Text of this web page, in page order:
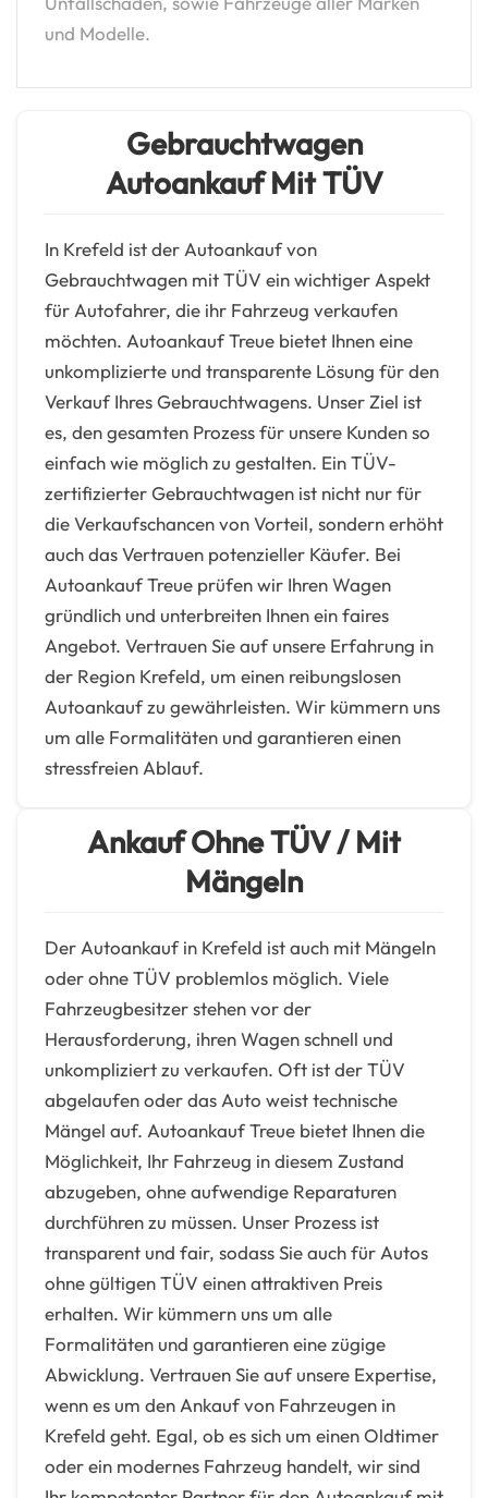
und Modelle.
Gebrauchtwagen
Autoankauf Mit TÜV
In Krefeld ist der Autoankauf von
Gebrauchtwagen mit TÜV ein wichtiger Aspekt
für Autofahrer, die ihr Fahrzeug verkaufen
möchten. Autoankauf Treue bietet Ihnen eine
unkomplizierte und transparente Lösung für den
Verkauf Ihres Gebrauchtwagens. Unser Ziel ist
es, den gesamten Prozess für unsere Kunden so
einfach wie möglich zu gestalten. Ein TÜV-
zertifizierter Gebrauchtwagen ist nicht nur für
die Verkaufschancen von Vorteil, sondern erhöht
auch das Vertrauen potenzieller Käufer. Bei
Autoankauf Treue prüfen wir Ihren Wagen
gründlich und unterbreiten Ihnen ein faires
Angebot. Vertrauen Sie auf unsere Erfahrung in
der Region Krefeld, um einen reibungslosen
Autoankauf zu gewährleisten. Wir kümmern uns
um alle Formalitäten und garantieren einen
stressfreien Ablauf.
Ankauf Ohne TÜV / Mit
Mängeln
Der Autoankauf in Krefeld ist auch mit Mängeln
oder ohne TÜV problemlos möglich. Viele
Fahrzeugbesitzer stehen vor der
Herausforderung, ihren Wagen schnell und
unkompliziert zu verkaufen. Oft ist der TÜV
abgelaufen oder das Auto weist technische
Mängel auf. Autoankauf Treue bietet Ihnen die
Möglichkeit, Ihr Fahrzeug in diesem Zustand
abzugeben, ohne aufwendige Reparaturen
durchführen zu müssen. Unser Prozess ist
transparent und fair, sodass Sie auch für Autos
ohne gültigen TÜV einen attraktiven Preis
erhalten. Wir kümmern uns um alle
Formalitäten und garantieren eine zügige
Abwicklung. Vertrauen Sie auf unsere Expertise,
wenn es um den Ankauf von Fahrzeugen in
Krefeld geht. Egal, ob es sich um einen Oldtimer
oder ein modernes Fahrzeug handelt, wir sind